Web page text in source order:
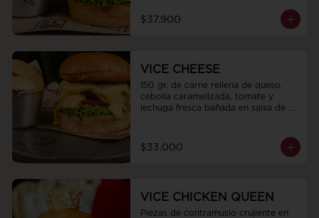
$37.900
VICE CHEESE
150 gr. de carne rellena de queso,
cebolla caramelizada, tomate y
lechuga fresca bañada en salsa de
$33.000
VICE CHICKEN QUEEN
Piezas de contramuslo crujiente en